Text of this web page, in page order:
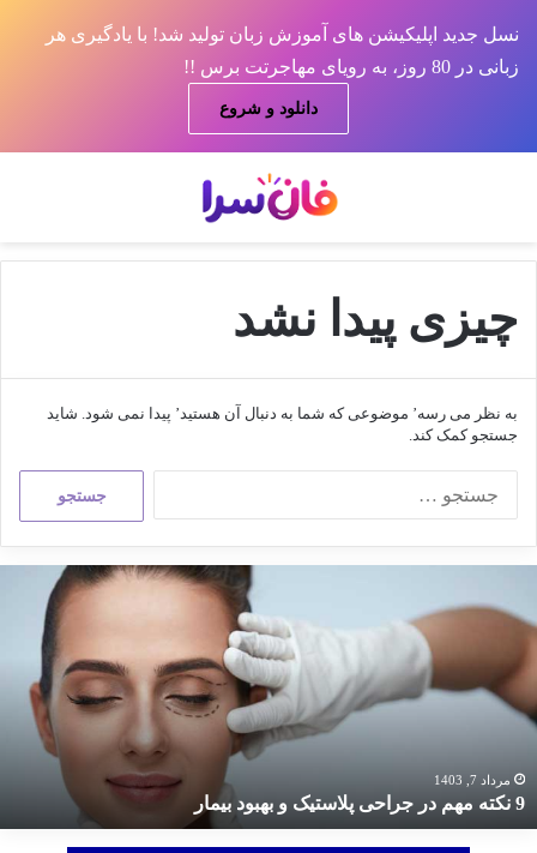
نسل جدید اپلیکیشن های آموزش زبان تولید شد! با یادگیری هر
زبانی در 80 روز، به رویای مهاجرتت برس !!
دانلود و شروع
چیزی پیدا نشد
به نظر می رسه’ موضوعی که شما به دنبال آن هستید’ پیدا نمی شود. شاید
جستجو کمک کند.
مهم
جراحی
پلاستیک
و
بیمارمرداد 7, 1403
9 نکته مهم در جراحی پلاستیک و بهبود بیمار